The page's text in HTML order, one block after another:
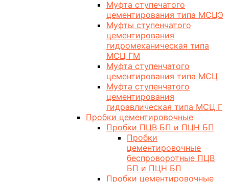
Муфта ступечатого
цементирования типа МСЦЭ
Муфты ступенчатого
цементирования
гидромеханическая типа
МСЦ ГМ
Муфта ступенчатого
цементирования типа МСЦ
Муфта ступенчатого
цементирования
гидравлическая типа МСЦ Г
Пробки цементировочные
Пробки ПЦВ БП и ПЦН БП
Пробки
цементировочные
беспроворотные ПЦВ
БП и ПЦН БП
Пробки цементировочные